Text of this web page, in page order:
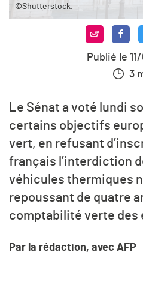
©Shutterstock.
Publié le
3
Le Sénat a voté lundi
certains objectifs
vert, en refusant
français l’interdiction
véhicules thermiques
repoussant de quatre
comptabilité verte des
Par la rédaction, avec AFP